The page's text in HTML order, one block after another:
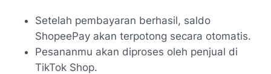
Setelah pembayaran berhasil, saldo
ShopeePay akan terpotong secara otomatis.
Pesananmu akan diproses oleh penjual di
TikTok Shop.